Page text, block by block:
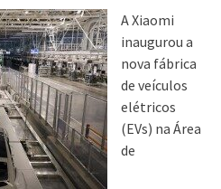
A Xiaomi
inaugurou a
nova fábrica
de veículos
elétricos
(EVs) na Área
de